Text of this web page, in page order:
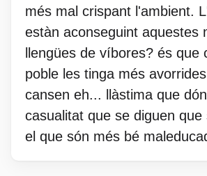
més mal crispant l'ambient.
estàn aconseguint aquestes
llengües de víbores? és que
poble les tinga més
cansen eh... llàstima que
casualitat que se diguen que
el que són més bé